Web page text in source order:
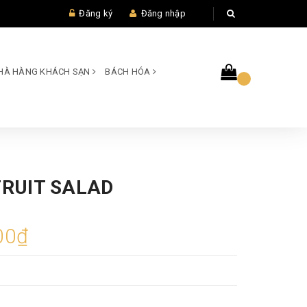
Đăng ký Đăng nhập
HÀNG KHÁCH SẠN BÁCH HÓA
SALAD